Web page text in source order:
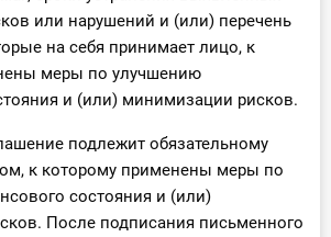
или нарушений и (или) перечень
на себя принимает лицо, к
меры по улучшению
и (или) минимизации рисков.
подлежит обязательному
к которому применены меры по
состояния и (или)
После подписания письменного